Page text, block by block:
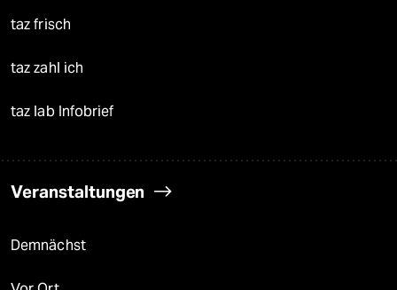
taz frisch
taz zahl ich
taz lab Infobrief
Veranstaltungen
Demnächst